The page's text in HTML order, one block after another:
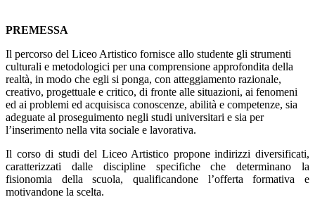
PREMESSA
Il percorso del Liceo Artistico fornisce allo studente gli strumenti
culturali e metodologici per una comprensione approfondita della
realtà, in modo che egli si ponga, con atteggiamento razionale,
creativo, progettuale e critico, di fronte alle situazioni, ai fenomeni
ed ai problemi ed acquisisca conoscenze, abilità e competenze, sia
adeguate al proseguimento negli studi universitari e sia per
l’inserimento nella vita sociale e lavorativa.
Il corso di studi del Liceo Artistico propone indirizzi diversificati,
caratterizzati dalle discipline specifiche che determinano la
fisionomia della scuola, qualificandone l’offerta formativa e
motivandone la scelta.